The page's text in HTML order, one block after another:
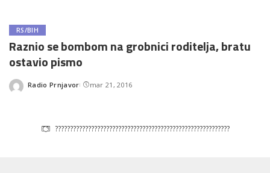
RS/BIH
Raznio se bombom na grobnici roditelja, bratu
ostavio pismo
Posted
Radio Prnjavor mar 21, 2016
??????????????????????????????????????????????????????????